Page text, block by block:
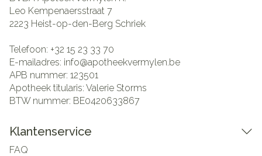
Leo Kempenaersstraat 7
2223 Heist-op-den-Berg Schriek
Telefoon: +32 15 23 33 70
E-mailadres: info@apotheekvermylen.be
APB nummer: 123501
Apotheek titularis: Valerie Storms
BTW nummer: BE0420633867
Klantenservice
FAQ